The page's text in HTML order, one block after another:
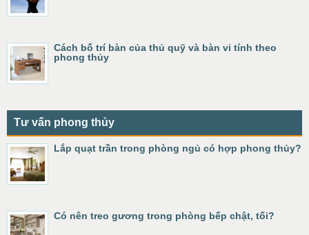
Cách bố trí bàn của thủ quỹ và bàn vi tính theo
phong thủy
Tư vấn phong thủy
Lắp quạt trần trong phòng ngủ có hợp phong thủy?
Có nên treo gương trong phòng bếp chật, tối?